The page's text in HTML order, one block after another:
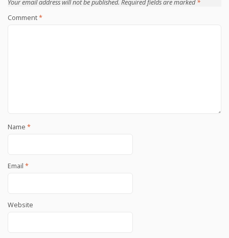
Your email address will not be published. Required fields are marked*
Comment*
Name *
Email *
Website